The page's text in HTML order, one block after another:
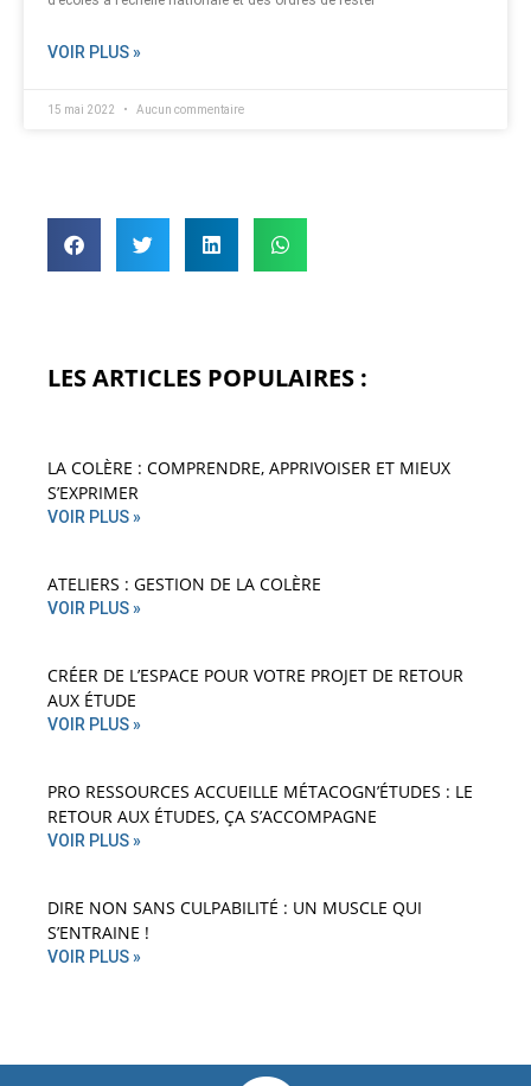
VOIR PLUS »
15 mai 2022 Aucun commentaire
LES ARTICLES POPULAIRES :
LA COLÈRE : COMPRENDRE, APPRIVOISER ET MIEUX
S’EXPRIMER
VOIR PLUS »
ATELIERS : GESTION DE LA COLÈRE
VOIR PLUS »
CRÉER DE L’ESPACE POUR VOTRE PROJET DE RETOUR
AUX ÉTUDE
VOIR PLUS »
PRO RESSOURCES ACCUEILLE MÉTACOGN’ÉTUDES : LE
RETOUR AUX ÉTUDES, ÇA S’ACCOMPAGNE
VOIR PLUS »
DIRE NON SANS CULPABILITÉ : UN MUSCLE QUI
S’ENTRAINE !
VOIR PLUS »